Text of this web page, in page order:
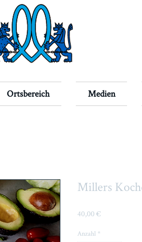
Ortsbereich Medien
Millers
40,00 €Preis
Anzahl *